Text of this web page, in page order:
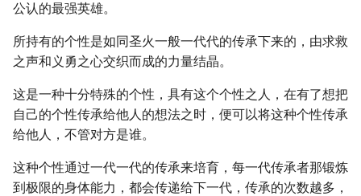
公认的最强英雄。
所持有的个性是如同圣火一般一代代的传承下来的，由求救
之声和义勇之心交织而成的力量结晶。
这是一种十分特殊的个性，具有这个个性之人，在有了想把
自己的个性传承给他人的想法之时，便可以将这种个性传承
给他人，不管对方是谁。
这种个性通过一代一代的传承来培育，每一代传承者那锻炼
到极限的身体能力，都会传递给下一代，传承的次数越多，